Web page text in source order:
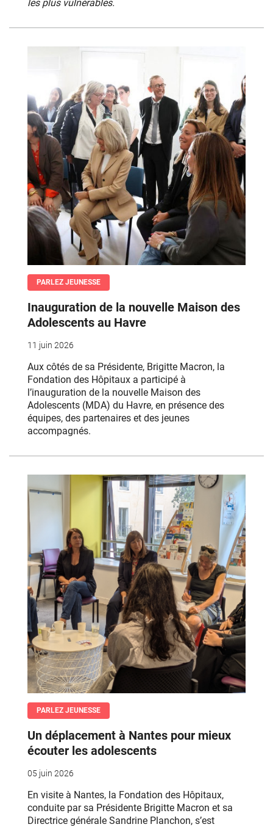
les plus vulnérables.
PARLEZ JEUNESSE
Inauguration de la nouvelle Maison des
Adolescents au Havre
11 juin 2026
Aux côtés de sa Présidente, Brigitte Macron, la
Fondation des Hôpitaux a participé à
l’inauguration de la nouvelle Maison des
Adolescents (MDA) du Havre, en présence des
équipes, des partenaires et des jeunes
accompagnés.
PARLEZ JEUNESSE
Un déplacement à Nantes pour mieux
écouter les adolescents
05 juin 2026
En visite à Nantes, la Fondation des Hôpitaux,
conduite par sa Présidente Brigitte Macron et sa
Directrice générale Sandrine Planchon, s’est